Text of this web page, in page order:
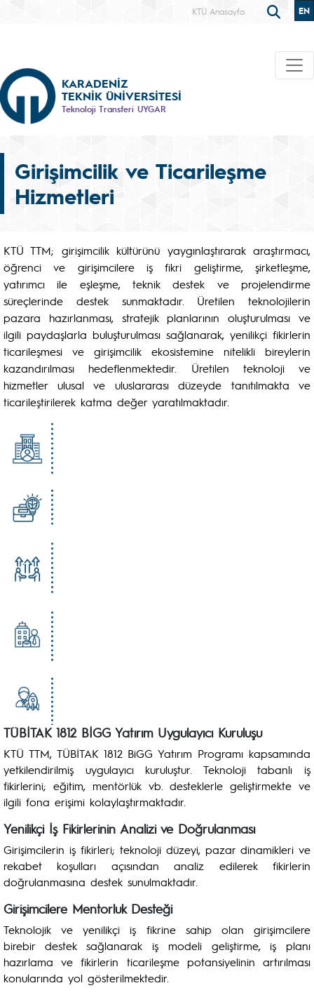
KTÜ Anasayfa EN
KARADENİZ
TEKNİK ÜNİVERSİTESİ
Teknoloji Transferi UYGAR
Girişimcilik ve Ticarileşme
Hizmetleri
KTÜ TTM; girişimcilik kültürünü yaygınlaştırarak araştırmacı,
öğrenci ve girişimcilere iş fikri geliştirme, şirketleşme,
yatırımcı ile eşleşme, teknik destek ve projelendirme
süreçlerinde destek sunmaktadır. Üretilen teknolojilerin
pazara hazırlanması, stratejik planlarının oluşturulması ve
ilgili paydaşlarla buluşturulması sağlanarak, yenilikçi fikirlerin
ticarileşmesi ve girişimcilik ekosistemine nitelikli bireylerin
kazandırılması hedeflenmektedir. Üretilen teknoloji ve
hizmetler ulusal ve uluslararası düzeyde tanıtılmakta ve
ticarileştirilerek katma değer yaratılmaktadır.
TÜBİTAK 1812 BİGG Yatırım Uygulayıcı Kuruluşu
KTÜ TTM, TÜBİTAK 1812 BiGG Yatırım Programı kapsamında
yetkilendirilmiş uygulayıcı kuruluştur. Teknoloji tabanlı iş
fikirlerini; eğitim, mentörlük vb. desteklerle geliştirmekte ve
ilgili fona erişimi kolaylaştırmaktadır.
Yenilikçi İş Fikirlerinin Analizi ve Doğrulanması
Girişimcilerin iş fikirleri; teknoloji düzeyi, pazar dinamikleri ve
rekabet koşulları açısından analiz edilerek fikirlerin
doğrulanmasına destek sunulmaktadır.
Girişimcilere Mentorluk Desteği
Teknolojik ve yenilikçi iş fikrine sahip olan girişimcilere
birebir destek sağlanarak iş modeli geliştirme, iş planı
hazırlama ve fikirlerin ticarileşme potansiyelinin artırılması
konularında yol gösterilmektedir.